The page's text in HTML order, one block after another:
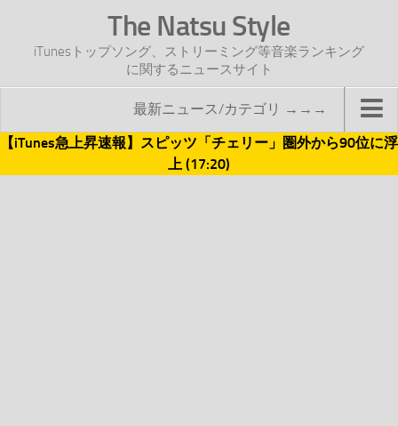
The Natsu Style
iTunesトップソング、ストリーミング等音楽ランキング
に関するニュースサイト
最新ニュース/カテゴリ →→→
TOP
【iTunes急上昇速報】スピッツ「チェリー」圏外から90位に浮
上 (17:20)